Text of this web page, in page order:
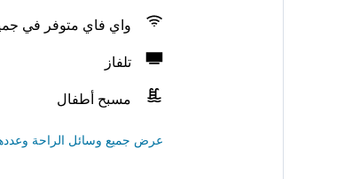
واي فاي متوفر في
تلفاز
مسبح أطفال
عرض جميع وسائل الراحة وعددها